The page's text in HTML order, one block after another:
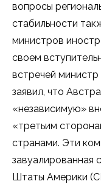
вопросы
стабильности
министров
своем
встречей
заявил, что
«независимую»
«третьим
странами. Эти
завуалированная
Штаты Америки